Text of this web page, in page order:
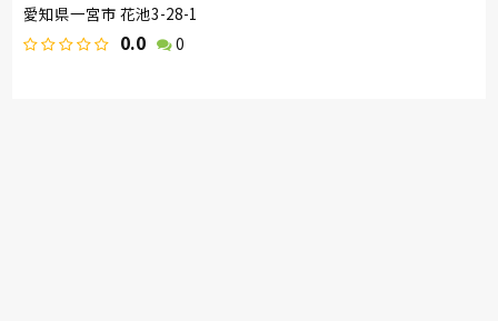
愛知県一宮市 花池3-28-1
0.0 0